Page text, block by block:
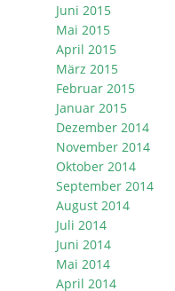
Juni 2015
Mai 2015
April 2015
März 2015
Februar 2015
Januar 2015
Dezember 2014
November 2014
Oktober 2014
September 2014
August 2014
Juli 2014
Juni 2014
Mai 2014
April 2014